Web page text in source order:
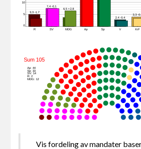
3,3 -1,7
7,4 -0,1
6,5 +2,8
2,4 -0,4
3,3 -
R SV MDG Ap Sp V KrF
0
5
10
Sum 105
Ap: 44
Sp: 33
SV: 14
R: 2
MDG: 12
Vis fordeling av mandater